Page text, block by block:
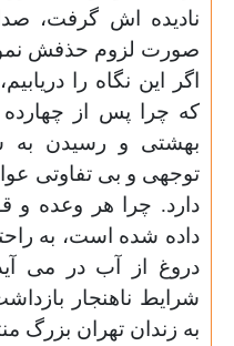
نادیده اش گرفت،
صورت لزوم حذفش نمود.
اگر این نگاه را
که چرا پس از چهارده
بهشتی و رسیدن به
توجهی و بی تفاوتی
دارد. چرا هر وعده و
داده شده است، به
دروغ از آب در می آید.
شرایط ناهنجار
به زندان تهران بزرگ